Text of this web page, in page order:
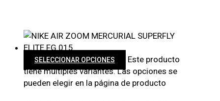
SELECCIONAR OPCIONES
Este producto
tiene múltiples variantes. Las opciones se
pueden elegir en la página de producto